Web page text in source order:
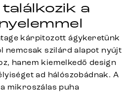
a
kárpitozott ágykeretünk
nemcsak szilárd alapot nyújt
hanem kiemelkedő design
ad hálószobádnak. A
mikroszálas puha